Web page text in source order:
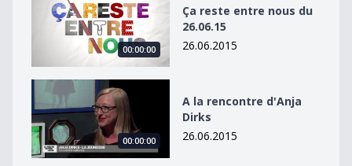
00:00:00
Ça reste entre nous du
26.06.15
26.06.2015
A la rencontre d&#039;Anja Dirks
00:00:00
A la rencontre d'Anja
Dirks
26.06.2015